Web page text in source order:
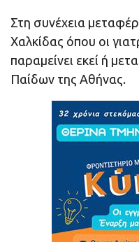
Στη συνέχεια
Χαλκίδας όπου οι
παραμείνει εκεί ή
Παίδων της Αθήνας.